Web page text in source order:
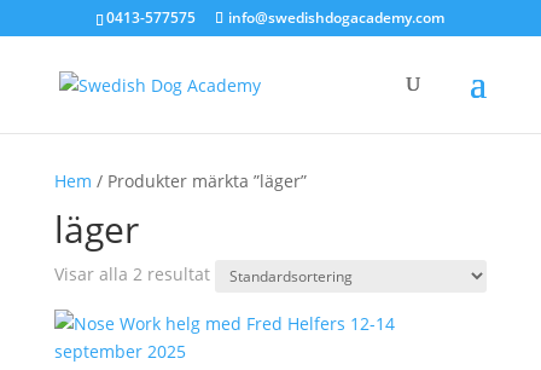
0413-577575 info@swedishdogacademy.com
Hem / Produkter märkta ”läger”
läger
Visar alla 2 resultat